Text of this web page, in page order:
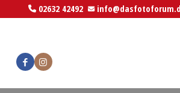
02632 42492